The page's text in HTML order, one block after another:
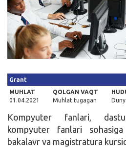
Grant
MUHLAT
01.04.2021
QOLGAN VAQT
Muhlat tugagan
Kompyuter fanlari,
kompyuter fanlari sohasiga
bakalavr va magistratura